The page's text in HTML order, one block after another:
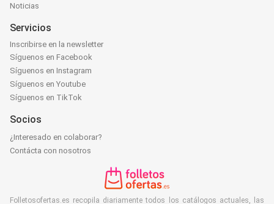
Noticias
Servicios
Inscribirse en la newsletter
Síguenos en Facebook
Síguenos en Instagram
Síguenos en Youtube
Síguenos en TikTok
Socios
¿Interesado en colaborar?
Contácta con nosotros
Folletosofertas.es recopila diariamente todos los catálogos actuales, las